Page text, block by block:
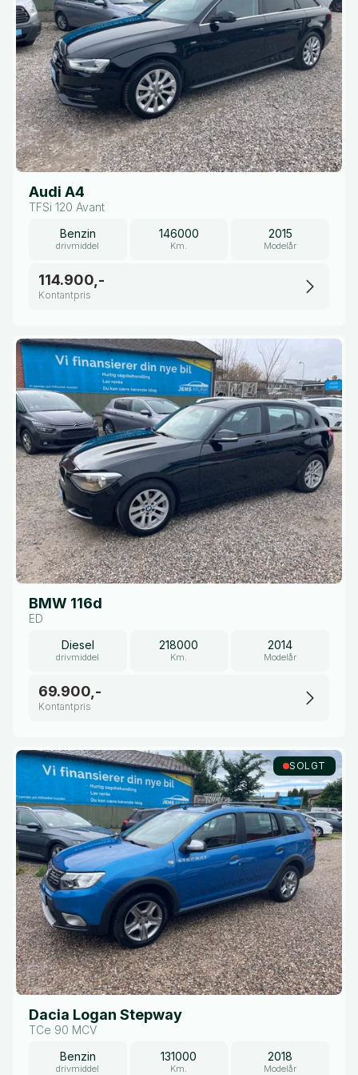
Audi A4
TFSi 120 Avant
Benzin
drivmiddel
146000
Km.
2015
Modelår
114.900,-
Kontantpris
BMW 116d
ED
Diesel
drivmiddel
218000
Km.
2014
Modelår
69.900,-
Kontantpris
SOLGT
Dacia Logan Stepway
TCe 90 MCV
Benzin
drivmiddel
131000
Km.
2018
Modelår